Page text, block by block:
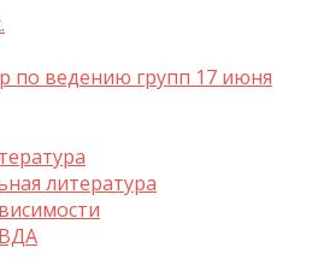
по ведению групп 17 июня
литература